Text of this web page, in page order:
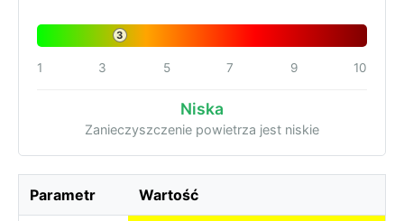
3
1 3 5 7 9 10
Niska
Zanieczyszczenie powietrza jest niskie
Parametr Wartość